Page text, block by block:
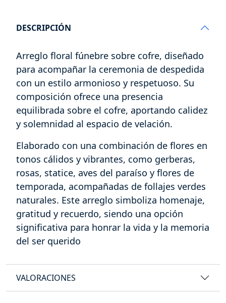
DESCRIPCIÓN
Arreglo floral fúnebre sobre cofre, diseñado
para acompañar la ceremonia de despedida
con un estilo armonioso y respetuoso. Su
composición ofrece una presencia
equilibrada sobre el cofre, aportando calidez
y solemnidad al espacio de velación.
Elaborado con una combinación de flores en
tonos cálidos y vibrantes, como gerberas,
rosas, statice, aves del paraíso y flores de
temporada, acompañadas de follajes verdes
naturales. Este arreglo simboliza homenaje,
gratitud y recuerdo, siendo una opción
significativa para honrar la vida y la memoria
del ser querido
VALORACIONES